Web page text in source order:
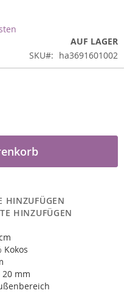
AUF LAGER
SKU
ha3691601002
HINZUFÜGEN
HINZUFÜGEN
Kokos
mm